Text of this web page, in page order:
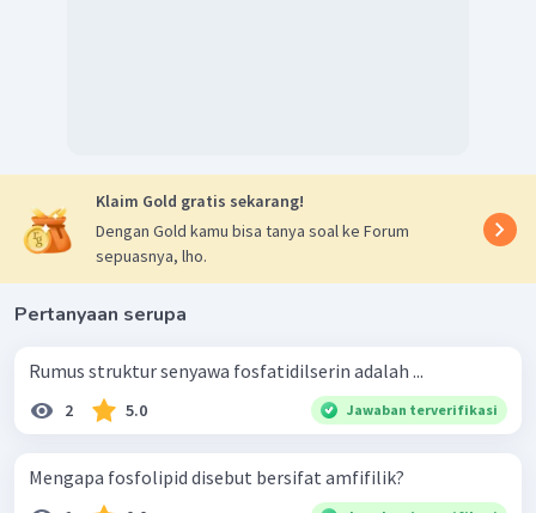
Klaim Gold gratis sekarang!
Dengan Gold kamu bisa tanya soal ke Forum
sepuasnya, lho.
Pertanyaan serupa
Rumus struktur senyawa fosfatidilserin adalah ...
2 5.0 Jawaban terverifikasi
Mengapa fosfolipid disebut bersifat amfifilik?